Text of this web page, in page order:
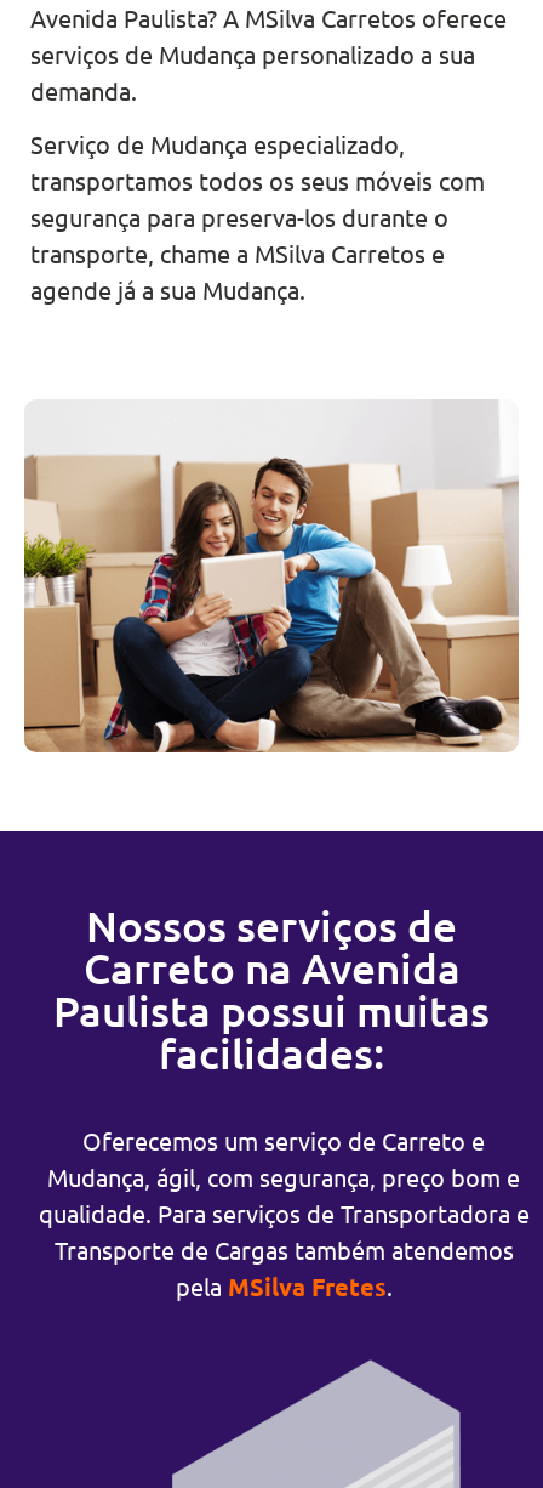
Avenida Paulista? A MSilva Carretos oferece
serviços de Mudança personalizado a sua
demanda.
Serviço de Mudança especializado,
transportamos todos os seus móveis com
segurança para preserva-los durante o
transporte, chame a MSilva Carretos e
agende já a sua Mudança.
Nossos serviços de
Carreto na Avenida
Paulista possui muitas
facilidades:
Oferecemos um serviço de Carreto e
Mudança, ágil, com segurança, preço bom e
qualidade. Para serviços de Transportadora e
Transporte de Cargas também atendemos
pela MSilva Fretes.